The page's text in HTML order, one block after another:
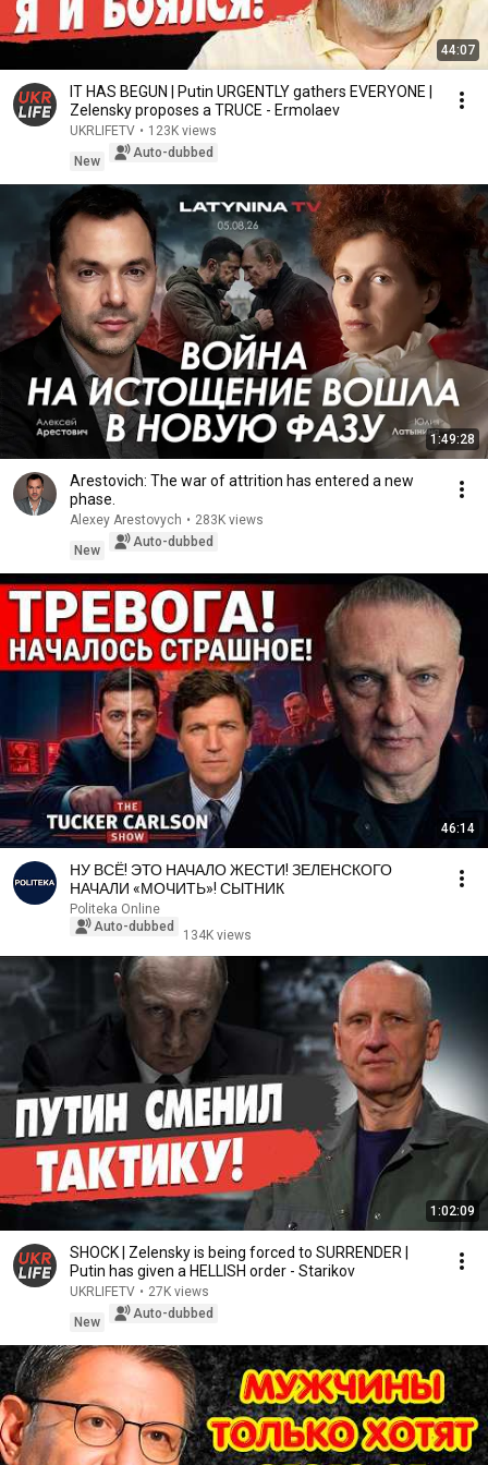
44:07
IT HAS BEGUN | Putin URGENTLY gathers EVERYONE |
Zelensky proposes a TRUCE - Ermolaev
UKRLIFETV • 123K views
New
Auto-dubbed
1:49:28
Arestovich: The war of attrition has entered a new
phase.
Alexey Arestovych • 283K views
New
Auto-dubbed
46:14
НУ ВСЁ! ЭТО НАЧАЛО ЖЕСТИ! ЗЕЛЕНСКОГО
НАЧАЛИ «МОЧИТЬ»! СЫТНИК
Politeka Online
Auto-dubbed
134K views
1:02:09
SHOCK | Zelensky is being forced to SURRENDER |
Putin has given a HELLISH order - Starikov
UKRLIFETV • 27K views
New
Auto-dubbed